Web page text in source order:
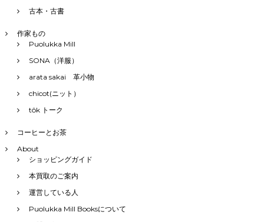
古本・古書
作家もの
Puolukka Mill
SONA（洋服）
arata sakai 革小物
chicot(ニット）
tôk トーク
コーヒーとお茶
About
ショッピングガイド
本買取のご案内
運営している人
Puolukka Mill Booksについて